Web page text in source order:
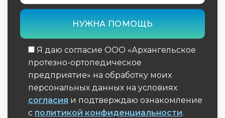
восстановления функций кисти и плеча
Противопоказания и ограничения при
использовании экзо-систем для верхних
конечностей
Стоимость и доступность экзоскелетной
реабилитации в России в 2026 году
Я даю согласие ООО «Архангельское
протезно-ортопедическое
предприятие» на обработку моих
персональных данных на условиях
согласия и подтверждаю ознакомление
с политикой конфиденциальности.